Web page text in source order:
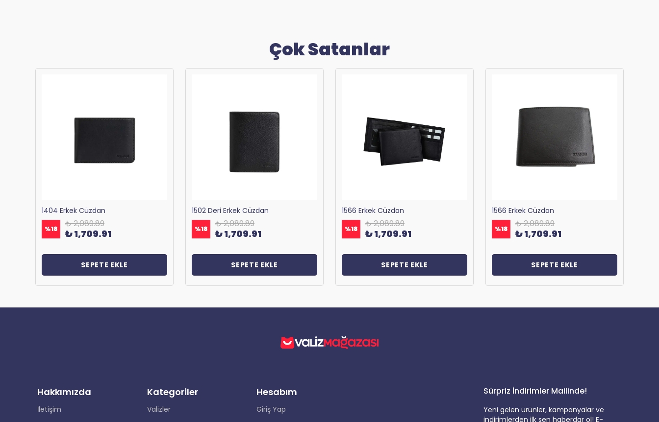
Çok Satanlar
1404 Erkek Cüzdan
%18 ₺ 2,089.89
₺ 1,709.91
SEPETE EKLE
1502 Deri Erkek Cüzdan
%18 ₺ 2,089.89
₺ 1,709.91
SEPETE EKLE
1566 Erkek Cüzdan
%18 ₺ 2,089.89
₺ 1,709.91
SEPETE EKLE
1566 Erkek Cüzdan
%18 ₺ 2,089.89
₺ 1,709.91
SEPETE EKLE
Hakkımızda
İletişim
Kategoriler
Valizler
Hesabım
Giriş Yap
Sürpriz İndirimler Mailinde!
Yeni gelen ürünler, kampanyalar ve
indirimlerden ilk sen haberdar ol! E-